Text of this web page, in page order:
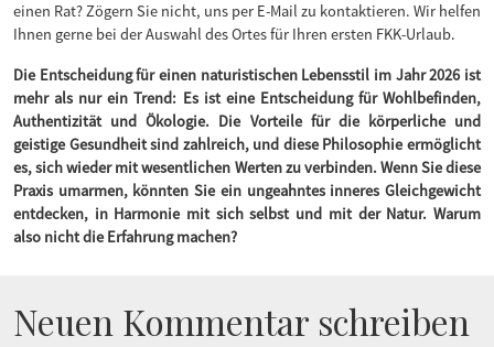
einen Rat? Zögern Sie nicht, uns per E-Mail zu kontaktieren. Wir helfen
Ihnen gerne bei der Auswahl des Ortes für Ihren ersten FKK-Urlaub.
Die Entscheidung für einen naturistischen Lebensstil im Jahr 2026 ist
mehr als nur ein Trend: Es ist eine Entscheidung für Wohlbefinden,
Authentizität und Ökologie. Die Vorteile für die körperliche und
geistige Gesundheit sind zahlreich, und diese Philosophie ermöglicht
es, sich wieder mit wesentlichen Werten zu verbinden. Wenn Sie diese
Praxis umarmen, könnten Sie ein ungeahntes inneres Gleichgewicht
entdecken, in Harmonie mit sich selbst und mit der Natur. Warum
also nicht die Erfahrung machen?
Neuen Kommentar schreiben